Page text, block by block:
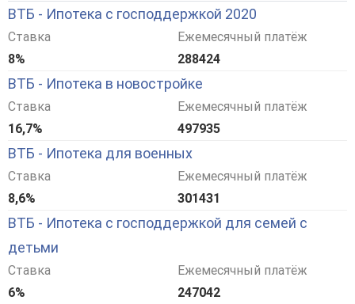
ВТБ - Ипотека с господдержкой 2020
Ставка
8%
Ежемесячный платёж
288424
ВТБ - Ипотека в новостройке
Ставка
16,7%
Ежемесячный платёж
497935
ВТБ - Ипотека для военных
Ставка
8,6%
Ежемесячный платёж
301431
ВТБ - Ипотека с господдержкой для семей с
детьми
Ставка
6%
Ежемесячный платёж
247042